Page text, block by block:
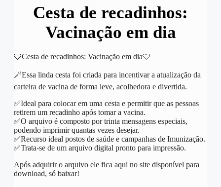
Cesta de recadinhos:
Vacinação em dia
🩵Cesta de recadinhos: Vacinação em dia🩵
🪄Essa linda cesta foi criada para incentivar a atualização da
carteira de vacina de forma leve, acolhedora e divertida.
✅️Ideal para colocar em uma cesta e permitir que as pessoas
retirem um recadinho após tomar a vacina.
✅️O arquivo é composto por trinta mensagens especiais,
podendo imprimir quantas vezes desejar.
✅️Recurso ideal postos de saúde e campanhas de Imunização.
✅️Trata-se de um arquivo digital pronto para impressão.
Após adquirir o arquivo ele fica aqui no site disponível para
download, só baixar!